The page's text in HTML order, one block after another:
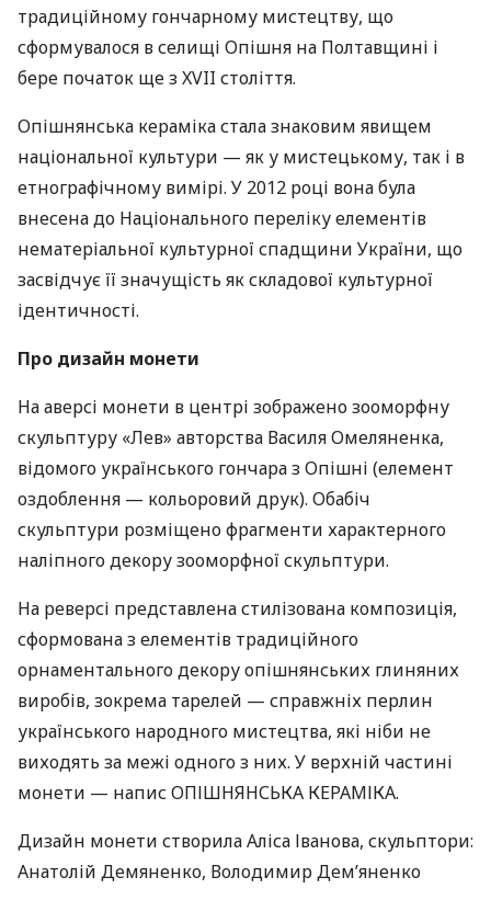
традиційному гончарному мистецтву, що
сформувалося в селищі Опішня на Полтавщині і
бере початок ще з XVII століття.
Опішнянська кераміка стала знаковим явищем
національної культури — як у мистецькому, так і в
етнографічному вимірі. У 2012 році вона була
внесена до Національного переліку елементів
нематеріальної культурної спадщини України, що
засвідчує її значущість як складової культурної
ідентичності.
Про дизайн монети
На аверсі монети в центрі зображено зооморфну
скульптуру «Лев» авторства Василя Омеляненка,
відомого українського гончара з Опішні (елемент
оздоблення — кольоровий друк). Обабіч
скульптури розміщено фрагменти характерного
наліпного декору зооморфної скульптури.
На реверсі представлена стилізована композиція,
сформована з елементів традиційного
орнаментального декору опішнянських глиняних
виробів, зокрема тарелей — справжніх перлин
українського народного мистецтва, які ніби не
виходять за межі одного з них. У верхній частині
монети — напис ОПІШНЯНСЬКА КЕРАМІКА.
Дизайн монети створила Аліса Іванова, скульптори:
Анатолій Демяненко, Володимир Дем’яненко